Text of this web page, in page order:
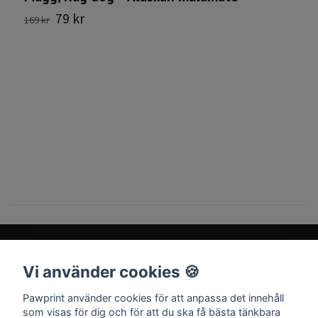
169 kr 79 kr
Sociala medier
Vi använder cookies 🍪
Pawprint använder cookies för att anpassa det innehåll
som visas för dig och för att du ska få bästa tänkbara